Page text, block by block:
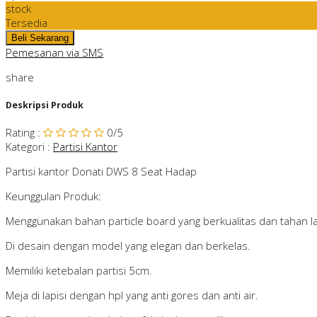
stock
Tersedia
Pemesanan via SMS
share
Deskripsi Produk
Rating : 0/5
Kategori : Partisi Kantor
Partisi kantor Donati DWS 8 Seat Hadap
Keunggulan Produk:
Menggunakan bahan particle board yang berkualitas dan tahan
Di desain dengan model yang elegan dan berkelas.
Memiliki ketebalan partisi 5cm.
Meja di lapisi dengan hpl yang anti gores dan anti air.